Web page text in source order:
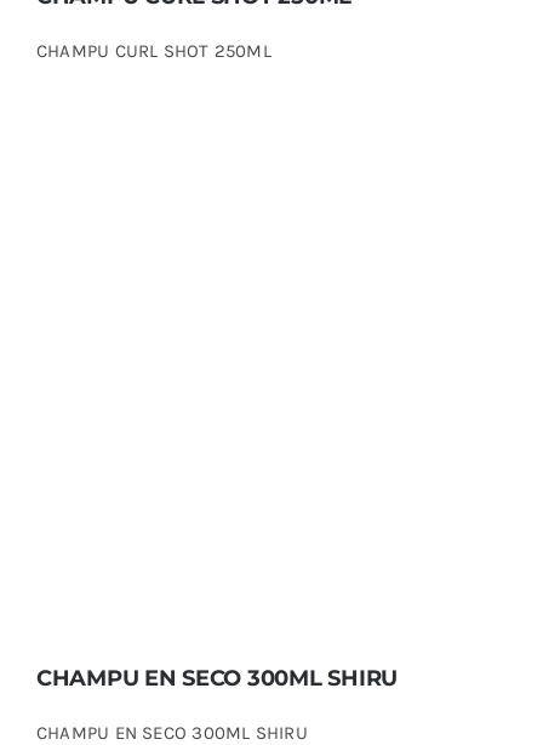
CHAMPU CURL SHOT 250ML
CHAMPU EN SECO 300ML SHIRU
CHAMPU EN SECO 300ML SHIRU